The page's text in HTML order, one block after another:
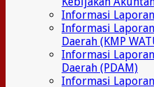
Informasi
Informasi
Daerah (KMP
Informasi
Daerah (PDAM)
Informasi